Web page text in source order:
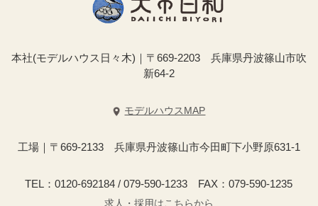
本社(モデルハウス日々木)｜〒669-2203 兵庫県丹波篠山市吹
新64-2
モデルハウスMAP
工場｜〒669-2133 兵庫県丹波篠山市今田町下小野原631-1
TEL：0120-692184 / 079-590-1233 FAX：079-590-1235
求人・採用はこちらから